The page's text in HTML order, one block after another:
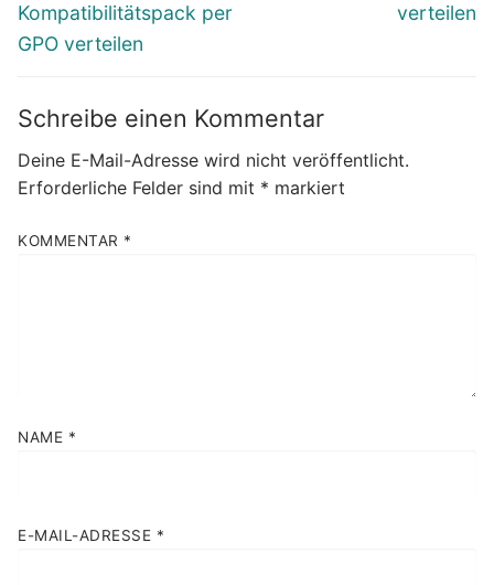
Kompatibilitätspack per
GPO verteilen
verteilen
Schreibe einen Kommentar
Deine E-Mail-Adresse wird nicht veröffentlicht.
Erforderliche Felder sind mit * markiert
KOMMENTAR *
NAME *
E-MAIL-ADRESSE *